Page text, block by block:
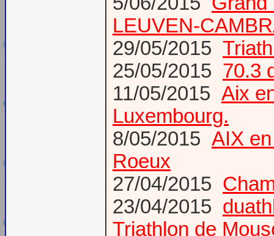
LEUVEN-
29/05/2015
25/05/2015 70.3
11/05/2015 Aix
Luxembourg.
8/05/2015 AIX
Roeux
27/04/2015
23/04/2015
Triathlon de